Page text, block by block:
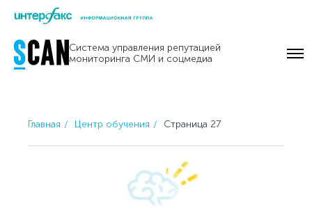
Skip
content
Система управления репутацией
мониторинга СМИ и соцмедиа
Главная Центр обучения Страница 27